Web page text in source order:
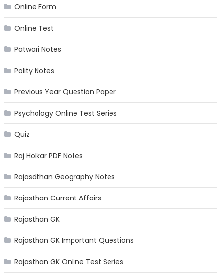
Online Form
Online Test
Patwari Notes
Polity Notes
Previous Year Question Paper
Psychology Online Test Series
Quiz
Raj Holkar PDF Notes
Rajasdthan Geography Notes
Rajasthan Current Affairs
Rajasthan GK
Rajasthan GK Important Questions
Rajasthan GK Online Test Series